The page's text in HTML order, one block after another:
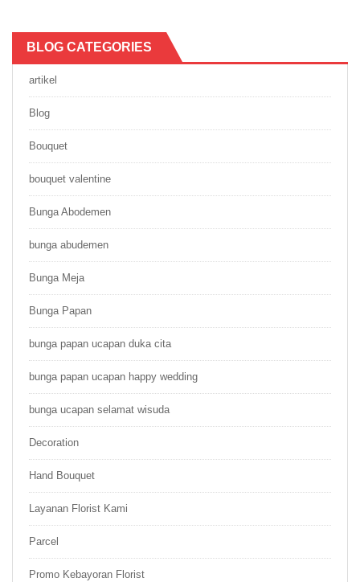
BLOG CATEGORIES
artikel
Blog
Bouquet
bouquet valentine
Bunga Abodemen
bunga abudemen
Bunga Meja
Bunga Papan
bunga papan ucapan duka cita
bunga papan ucapan happy wedding
bunga ucapan selamat wisuda
Decoration
Hand Bouquet
Layanan Florist Kami
Parcel
Promo Kebayoran Florist